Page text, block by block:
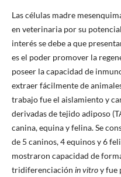
Las células madre
en veterinaria por su
interés se debe a que
es el poder promover la
poseer la capacidad de
extraer fácilmente de
trabajo fue el aislamiento y
derivadas de tejido adiposo
canina, equina y felina. Se
de 5 caninos, 4 equinos y 6
mostraron capacidad de
tridiferenciación in vitroy fue